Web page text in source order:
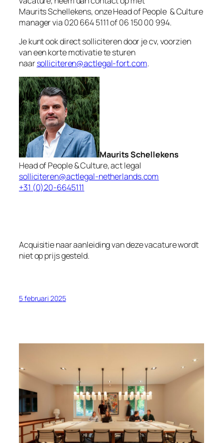
Maurits Schellekens, onze Head of People & Culture
manager via 020 664 5111 of 06 150 00 994.
Je kunt ook direct solliciteren door je cv, voorzien
van een korte motivatie te sturen
naarsolliciteren@actlegal-fort.com.
Maurits Schellekens
Head of People & Culture, act legal
solliciteren@actlegal-netherlands.com
+31 (0)20-6645111
Acquisitie naar aanleiding van deze vacature wordt
niet op prijs gesteld.
5 februari 2025